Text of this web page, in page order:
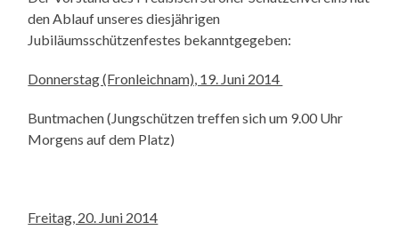
den Ablauf unseres diesjährigen
Jubiläumsschützenfestes bekanntgegeben:
Donnerstag (Fronleichnam), 19. Juni 2014
Buntmachen (Jungschützen treffen sich um 9.00 Uhr
Morgens auf dem Platz)
Freitag, 20. Juni 2014